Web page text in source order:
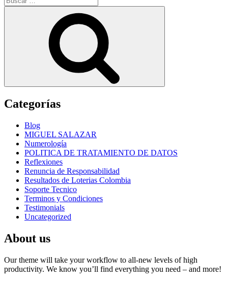
por:
Categorías
Blog
MIGUEL SALAZAR
Numerología
POLITICA DE TRATAMIENTO DE DATOS
Reflexiones
Renuncia de Responsabilidad
Resultados de Loterias Colombia
Soporte Tecnico
Terminos y Condiciones
Testimonials
Uncategorized
About us
Our theme will take your workflow to all-new levels of high
productivity. We know you’ll find everything you need – and more!